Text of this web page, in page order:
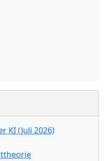
KI (Juli 2026)